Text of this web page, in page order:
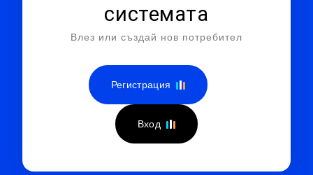
системата
Влез или създай нов потребител
Регистрация
Вход